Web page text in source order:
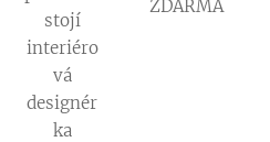
stojí
interiéro
vá
designér
ka
ZDARMA